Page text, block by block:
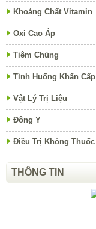
Khoáng Chất Vitamin
Oxi Cao Áp
Tiêm Chủng
Tình Huống Khẩn Cấp
Vật Lý Trị Liệu
Đông Y
Điều Trị Không Thuốc
THÔNG TIN